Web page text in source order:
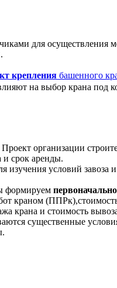
для осуществления
крепления башенного
на выбор крана под
организации
и срок аренды.
условий завоза
формируем
краном
крана и стоимость
существенные